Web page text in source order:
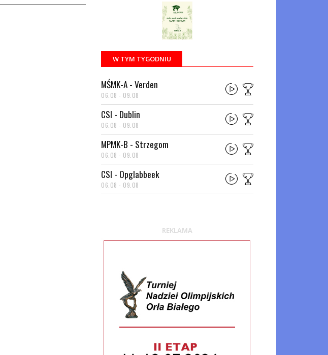
W TYM TYGODNIU
MŚMK-A - Verden
06.08 - 09.08
CSI - Dublin
06.08 - 09.08
MPMK-B - Strzegom
06.08 - 09.08
CSI - Opglabbeek
06.08 - 09.08
REKLAMA